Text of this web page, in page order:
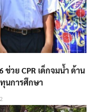
วย CPR เด็กจมน้ำ ด้าน
นการศึกษา